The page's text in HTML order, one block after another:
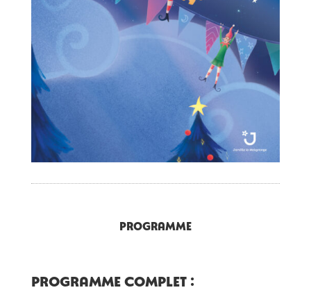
Programme
Programme complet :